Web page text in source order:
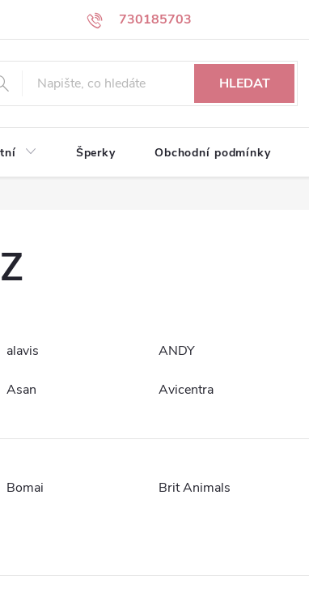
730185703
partneři Kontakty
HLEDAT
Šperky Obchodní podmínky
alavis ANDY
Asan Avicentra
Bomai Brit Animals